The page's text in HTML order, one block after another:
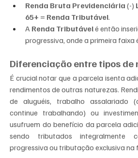
Renda Bruta Previdenciária (-)
65+ = Renda Tributável.
A Renda Tributável é então
progressiva, onde a primeira faixa
Diferenciação entre tipos de
É crucial notar que a parcela isenta
rendimentos de outras naturezas.
de aluguéis, trabalho assalariado
continue trabalhando) ou
usufruem do benefício da parcela
sendo tributados integralmente
progressiva ou tributação exclusiva na